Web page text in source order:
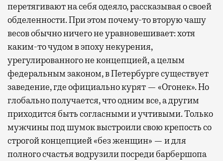
перетягивают на себя одеяло, рассказывая о своей
обделенности. При этом почему-то вторую чашу
весов обычно ничего не уравновешивает: хотя
каким-то чудом в эпоху некурения,
урегулированного не концепцией, а целым
федеральным законом, в Петербурге существует
заведение, где официально курят — «Огонек». Но
глобально получается, что одним все, а другим
приходится быть согласными и учтивыми. Только
мужчины под шумок выстроили свою крепость со
строгой концепцией «без женщин» — и для
полного счастья водрузили посреди барбершопа